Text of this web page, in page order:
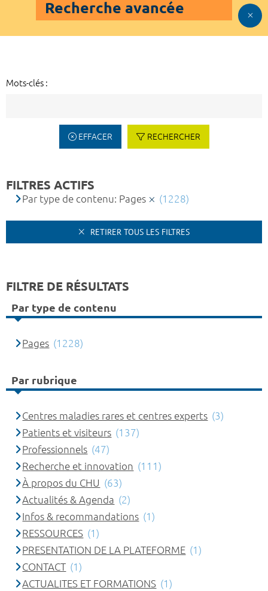
Recherche avancée
Mots-clés :
EFFACER RECHERCHER
FILTRES ACTIFS
Par type de contenu: Pages (1228)
RETIRER TOUS LES FILTRES
FILTRE DE RÉSULTATS
Par type de contenu
Pages (1228)
Par rubrique
Centres maladies rares et centres experts (3)
Patients et visiteurs (137)
Professionnels (47)
Recherche et innovation (111)
À propos du CHU (63)
Actualités & Agenda (2)
Infos & recommandations (1)
RESSOURCES (1)
PRESENTATION DE LA PLATEFORME (1)
CONTACT (1)
ACTUALITES ET FORMATIONS (1)